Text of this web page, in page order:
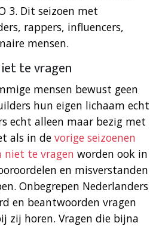
3. Dit seizoen met
rappers, influencers,
mensen.
te vragen
mensen bewust geen
hun eigen lichaam echt
echt alleen maar bezig met
als in de vorige seizoenen
te vragen worden ook in
en misverstanden
Onbegrepen Nederlanders
en beantwoorden vragen
zij horen. Vragen die bijna